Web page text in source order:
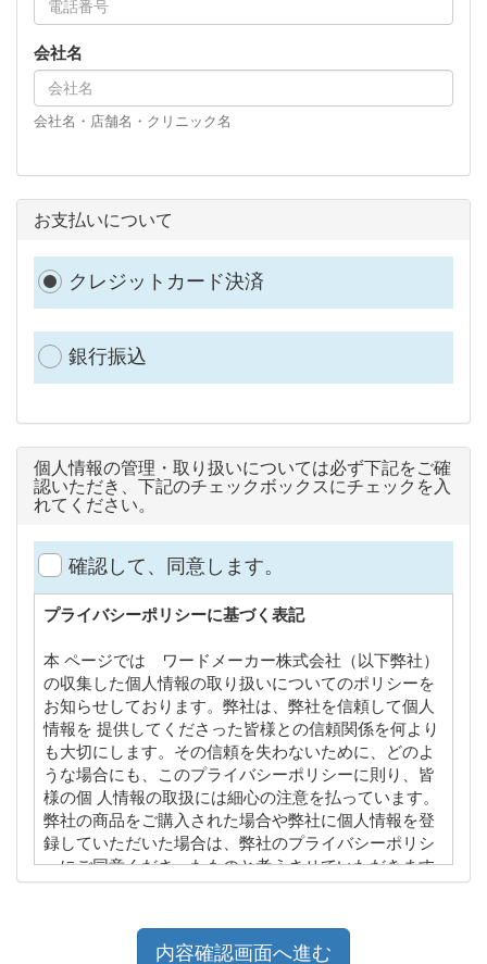
会社名
会社名・店舗名・クリニック名
お支払いについて
クレジットカード決済
銀行振込
個人情報の管理・取り扱いについては必ず下記をご確
認いただき、下記のチェックボックスにチェックを入
れてください。
確認して、同意します。
プライバシーポリシーに基づく表記
本 ページでは ワードメーカー株式会社（以下弊社）
の収集した個人情報の取り扱いについてのポリシーを
お知らせしております。弊社は、弊社を信頼して個人
情報を 提供してくださった皆様との信頼関係を何より
も大切にします。その信頼を失わないために、どのよ
うな場合にも、このプライバシーポリシーに則り、皆
様の個 人情報の取扱には細心の注意を払っています。
弊社の商品をご購入された場合や弊社に個人情報を登
録していただいた場合は、弊社のプライバシーポリシ
ーにご同意くださったものと考えさせていただきます
ので、本プライバシーポリシーの内容を熟読してご理
個人情報の入手方法